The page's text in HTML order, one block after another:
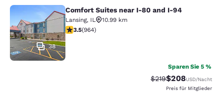
Comfort Suites near I-80 and I-94
38
Comfort Suites near I-80 and I-94
Lansing, IL
10.99 km
3.51-Sterne-Bewertung. Gut. 964 Bewertungen
3.5(964)
Sparen Sie 5 %
Durchgestrichener
$219Vergünstigter
$208USD/Nacht
Preis für Mitglieder